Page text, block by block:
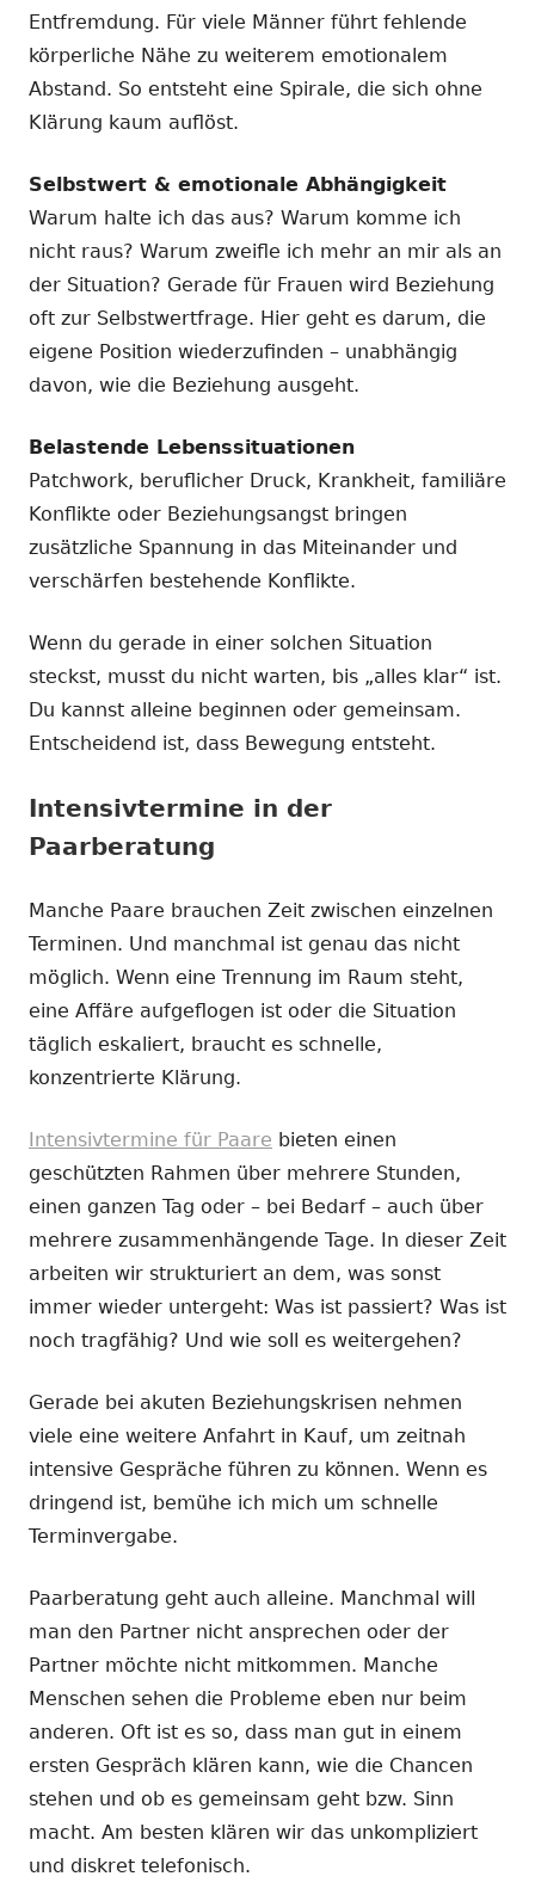
Entfremdung. Für viele Männer führt fehlende
körperliche Nähe zu weiterem emotionalem
Abstand. So entsteht eine Spirale, die sich ohne
Klärung kaum auflöst.
Selbstwert & emotionale Abhängigkeit
Warum halte ich das aus? Warum komme ich
nicht raus? Warum zweifle ich mehr an mir als an
der Situation? Gerade für Frauen wird Beziehung
oft zur Selbstwertfrage. Hier geht es darum, die
eigene Position wiederzufinden – unabhängig
davon, wie die Beziehung ausgeht.
Belastende Lebenssituationen
Patchwork, beruflicher Druck, Krankheit, familiäre
Konflikte oder Beziehungsangst bringen
zusätzliche Spannung in das Miteinander und
verschärfen bestehende Konflikte.
Wenn du gerade in einer solchen Situation
steckst, musst du nicht warten, bis „alles klar“ ist.
Du kannst alleine beginnen oder gemeinsam.
Entscheidend ist, dass Bewegung entsteht.
Intensivtermine in der
Paarberatung
Manche Paare brauchen Zeit zwischen einzelnen
Terminen. Und manchmal ist genau das nicht
möglich. Wenn eine Trennung im Raum steht,
eine Affäre aufgeflogen ist oder die Situation
täglich eskaliert, braucht es schnelle,
konzentrierte Klärung.
Intensivtermine für Paare bieten einen
geschützten Rahmen über mehrere Stunden,
einen ganzen Tag oder – bei Bedarf – auch über
mehrere zusammenhängende Tage. In dieser Zeit
arbeiten wir strukturiert an dem, was sonst
immer wieder untergeht: Was ist passiert? Was ist
noch tragfähig? Und wie soll es weitergehen?
Gerade bei akuten Beziehungskrisen nehmen
viele eine weitere Anfahrt in Kauf, um zeitnah
intensive Gespräche führen zu können. Wenn es
dringend ist, bemühe ich mich um schnelle
Terminvergabe.
Paarberatung geht auch alleine. Manchmal will
man den Partner nicht ansprechen oder der
Partner möchte nicht mitkommen. Manche
Menschen sehen die Probleme eben nur beim
anderen. Oft ist es so, dass man gut in einem
ersten Gespräch klären kann, wie die Chancen
stehen und ob es gemeinsam geht bzw. Sinn
macht. Am besten klären wir das unkompliziert
und diskret telefonisch.